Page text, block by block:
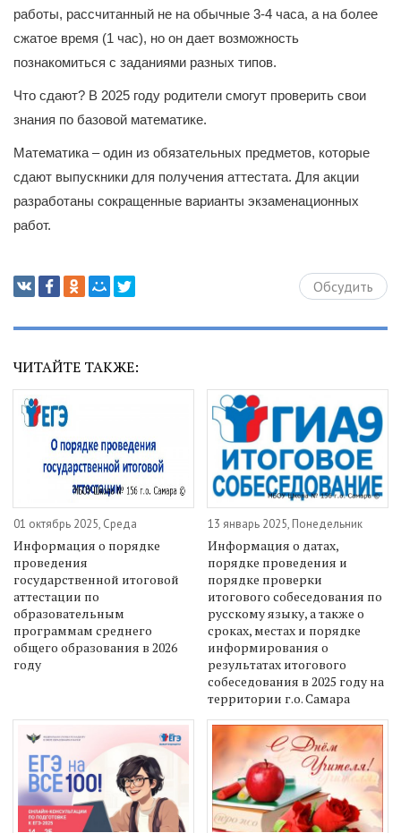
работы, рассчитанный не на обычные 3-4 часа, а на более
сжатое время (1 час), но он дает возможность
познакомиться с заданиями разных типов.
Что сдают? В 2025 году родители смогут проверить свои
знания по базовой математике.
Математика – один из обязательных предметов, которые
сдают выпускники для получения аттестата. Для акции
разработаны сокращенные варианты экзаменационных
работ.
Обсудить
ЧИТАЙТЕ ТАКЖЕ:
01 октябрь 2025, Среда
Информация о порядке
проведения
государственной итоговой
аттестации по
образовательным
программам среднего
общего образования в 2026
году
13 январь 2025, Понедельник
Информация о датах,
порядке проведения и
порядке проверки
итогового собеседования по
русскому языку, а также о
сроках, местах и порядке
информирования о
результатах итогового
собеседования в 2025 году на
территории г.о. Самара